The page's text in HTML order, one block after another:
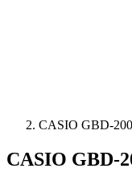
CASIO GBD-
CASIO GBD-